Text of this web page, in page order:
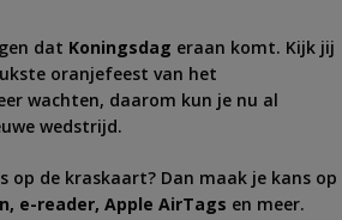
dat Koningsdag eraan komt. Kijk jij
oranjefeest van het
wachten, daarom kun je nu al
wedstrijd.
op de kraskaart? Dan maak je kans op
e-reader, Apple AirTags en meer.